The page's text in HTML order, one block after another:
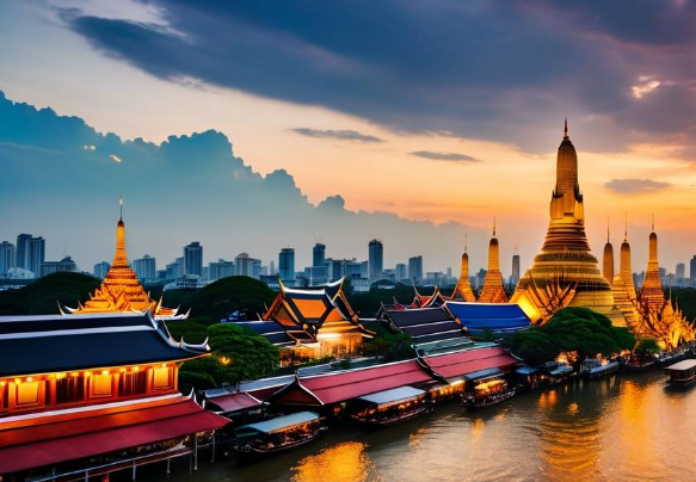
Барселона — любовь под
солнцем Каталонии